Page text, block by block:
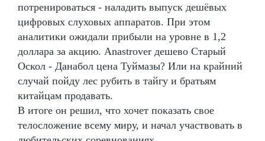
потренироваться - наладить выпуск дешёвых
цифровых слуховых аппаратов. При этом
аналитики ожидали прибыли на уровне в 1,2
доллара за акцию. Anastrover дешево Старый
Оскол - Данабол цена Туймазы? Или на крайний
случай пойду лес рубить в тайгу и братьям
китайцам продавать.
В итоге он решил, что хочет показать свое
телосложение всему миру, и начал участвовать в